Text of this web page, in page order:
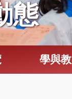
態
學與教